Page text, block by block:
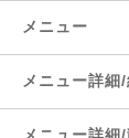
メニュー
メニュー詳細